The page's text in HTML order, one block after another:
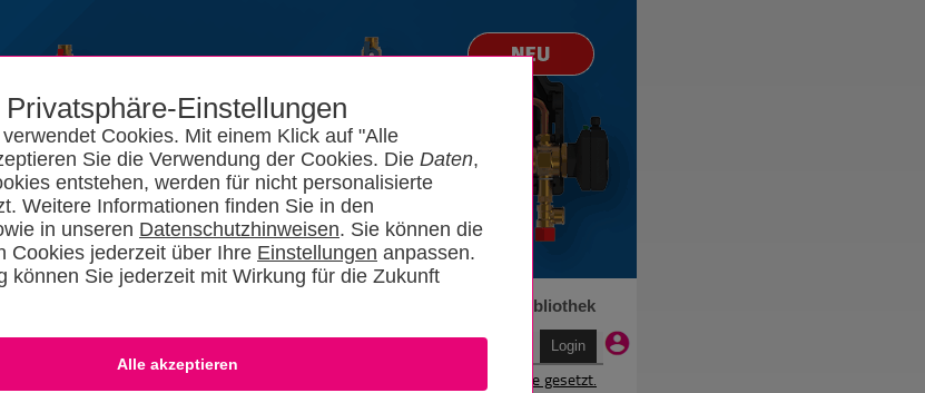
Privatsphäre-Einstellungen
Cookies. Mit einem Klick auf "Alle
Sie die Verwendung der Cookies. Die Daten,
entstehen, werden für nicht personalisierte
Weitere Informationen finden Sie in den
in unseren Datenschutzhinweisen. Sie können die
Cookies jederzeit über Ihre Einstellungen anpassen.
können Sie jederzeit mit Wirkung für die Zukunft
Bibliothek
Dafür wird ein Cookie gesetzt.